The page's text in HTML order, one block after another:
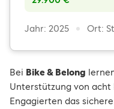
Jahr: 2025 Ort:
Bei Bike & Belong
Unterstützung von
Engagierten das